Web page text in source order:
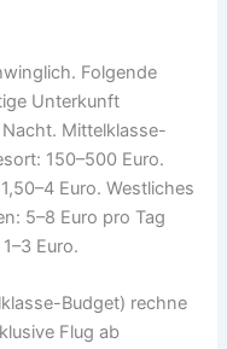
Folgende
Unterkunft
Mittelklasse-
150–500 Euro.
Euro. Westliches
5–8 Euro pro Tag
Euro.
Budget) rechne
Flug ab